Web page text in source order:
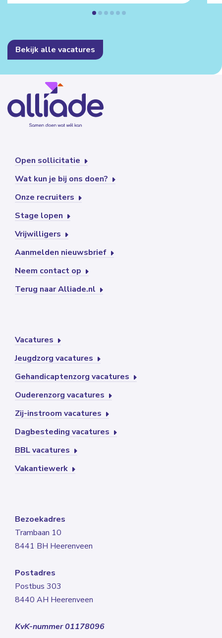
Bekijk alle vacatures
Open sollicitatie
Wat kun je bij ons doen?
Onze recruiters
Stage lopen
Vrijwilligers
Aanmelden nieuwsbrief
Neem contact op
Terug naar Alliade.nl
Vacatures
Jeugdzorg vacatures
Gehandicaptenzorg vacatures
Ouderenzorg vacatures
Zij-instroom vacatures
Dagbesteding vacatures
BBL vacatures
Vakantiewerk
Bezoekadres
Trambaan 10
8441 BH Heerenveen
Postadres
Postbus 303
8440 AH Heerenveen
KvK-nummer 01178096